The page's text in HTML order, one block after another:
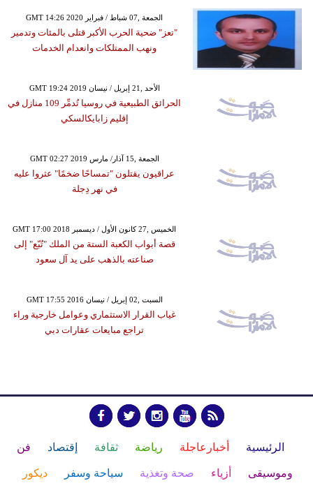
GMT 14:26 2020 الجمعة ,07 شباط / فبراير
"تعز" ضحية الحرب الأكبر قتلى بالمئات وتدمير
ونهب الممتلكات وانعدام الخدمات
GMT 19:24 2019 الأحد ,21 إبريل / نيسان
الحرائق الطبيعية في روسيا تُدمِّر 109 منازل في
إقليم زابايكالسكي
GMT 02:27 2019 الجمعة ,15 آذار/ مارس
عراقيون يقتلون "تمساحًا ضخمًا" عثروا عليه
في نهر دِجلة
GMT 17:00 2018 الخميس ,27 كانون الأول / ديسمبر
قصة أبواب الكعبة الستة من الملك "تُبّع" إلى
صناعته بالذهب على يد آل سعود
GMT 17:55 2016 السبت ,02 إبريل / نيسان
غياب القرار الاستثماري وعوامل خارجية وراء
تراجع مبايعات عقارات دبي
الرئيسية أخبارعاجلة رياضة ثقافة إقتصاد فن
وموسيقى أزياء صحة وتغذية سياحة وسفر ديكور